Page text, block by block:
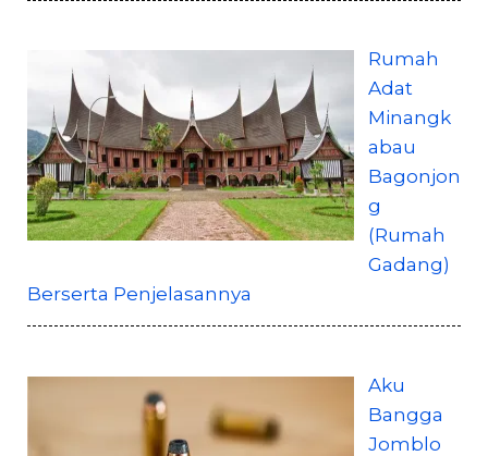
Rumah
Adat
Minangk
abau
Bagonjon
g
(Rumah
Gadang)
Berserta Penjelasannya
Aku
Bangga
Jomblo